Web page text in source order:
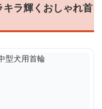
ラ輝くおしゃれ首